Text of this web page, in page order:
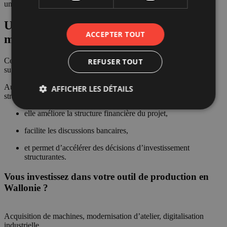
une part significative du programme d’investissement.
Un levier déterminant pour accélérer la
modernisation
Ce financement a permis de réduire fortement l’effort financier
supporté par l’entreprise et de sécuriser son plan d’investissement.
Au-delà du montant obtenu, ce type de prime joue un rôle
stratégique :
elle améliore la structure financière du projet,
facilite les discussions bancaires,
et permet d’accélérer des décisions d’investissement
structurantes.
Vous investissez dans votre outil de production en
Wallonie ?
Acquisition de machines, modernisation d’atelier, digitalisation
ACCEPTER TOUT
REFUSER TOUT
AFFICHER LES DÉTAILS